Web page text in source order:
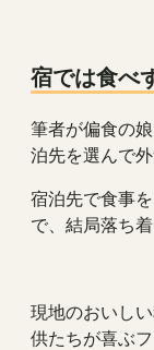
宿では食べ
筆者が偏食の
泊先を選んで外
宿泊先で食事
で、結局落ち
現地のおいし
供たちが喜ぶ